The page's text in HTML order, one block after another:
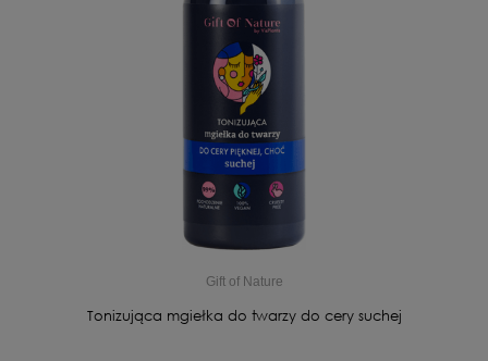
Gift of Nature
Tonizująca mgiełka do twarzy do cery suchej